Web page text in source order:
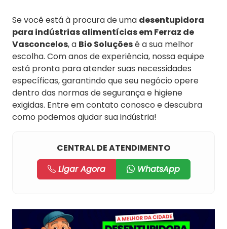
Se você está à procura de uma desentupidora
para indústrias alimentícias em Ferraz de
Vasconcelos, a Bio Soluçõesé a sua melhor
escolha. Com anos de experiência, nossa equipe
está pronta para atender suas necessidades
específicas, garantindo que seu negócio opere
dentro das normas de segurança e higiene
exigidas. Entre em contato conosco e descubra
como podemos ajudar sua indústria!
CENTRAL DE ATENDIMENTO
Ligar Agora
WhatsApp